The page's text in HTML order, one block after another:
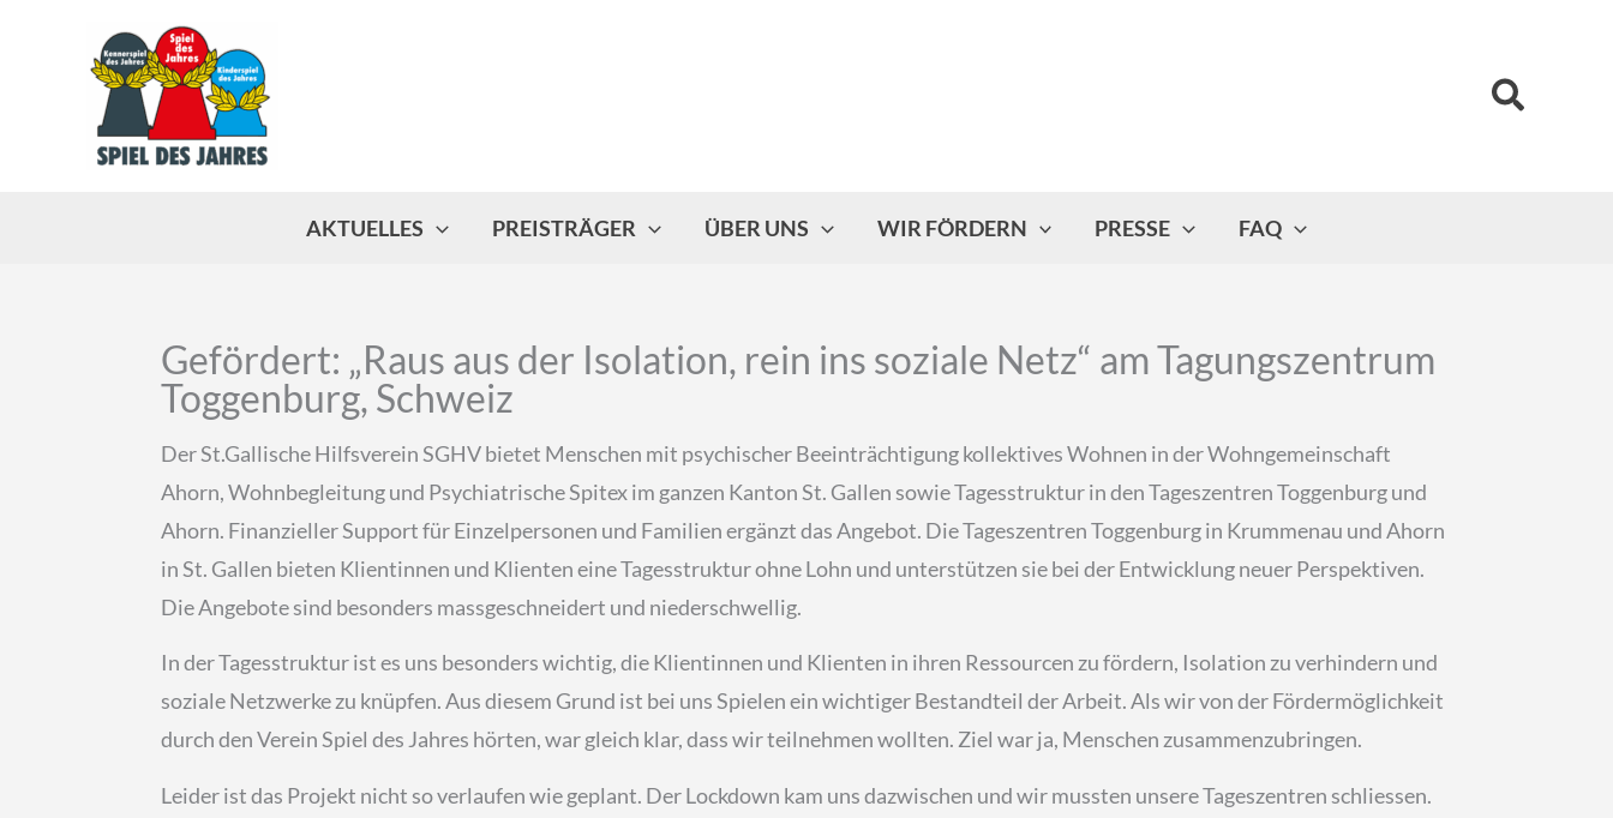
Suchen
AKTUELLES PREISTRÄGER ÜBER UNS WIR FÖRDERN PRESSE FAQ
Gefördert: „Raus aus der Isolation, rein ins soziale Netz“ am Tagungszentrum
Toggenburg, Schweiz
Der St.Gallische Hilfsverein SGHV bietet Menschen mit psychischer Beeinträchtigung kollektives Wohnen in der Wohngemeinschaft
Ahorn, Wohnbegleitung und Psychiatrische Spitex im ganzen Kanton St. Gallen sowie Tagesstruktur in den Tageszentren Toggenburg und
Ahorn. Finanzieller Support für Einzelpersonen und Familien ergänzt das Angebot. Die Tageszentren Toggenburg in Krummenau und Ahorn
in St. Gallen bieten Klientinnen und Klienten eine Tagesstruktur ohne Lohn und unterstützen sie bei der Entwicklung neuer Perspektiven.
Die Angebote sind besonders massgeschneidert und niederschwellig.
In der Tagesstruktur ist es uns besonders wichtig, die Klientinnen und Klienten in ihren Ressourcen zu fördern, Isolation zu verhindern und
soziale Netzwerke zu knüpfen. Aus diesem Grund ist bei uns Spielen ein wichtiger Bestandteil der Arbeit. Als wir von der Fördermöglichkeit
durch den Verein Spiel des Jahres hörten, war gleich klar, dass wir teilnehmen wollten. Ziel war ja, Menschen zusammenzubringen.
Leider ist das Projekt nicht so verlaufen wie geplant. Der Lockdown kam uns dazwischen und wir mussten unsere Tageszentren schliessen.